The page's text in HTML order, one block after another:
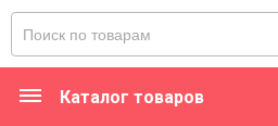
Каталог товаров